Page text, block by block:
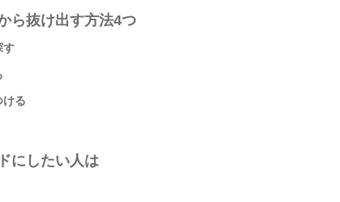
ら抜け出す方法4つ
す
ける
にしたい人は